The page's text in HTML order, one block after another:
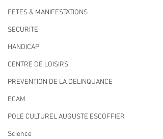
FETES & MANIFESTATIONS
SECURITE
HANDICAP
CENTRE DE LOISIRS
PREVENTION DE LA DELINQUANCE
ECAM
POLE CULTUREL AUGUSTE ESCOFFIER
Science